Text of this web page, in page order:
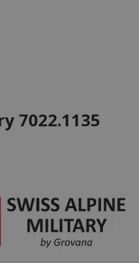
7022.1135